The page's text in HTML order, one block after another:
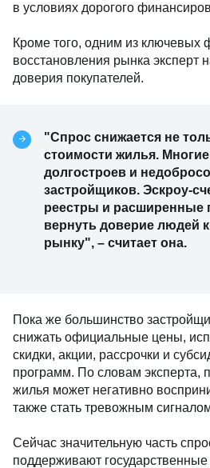
в условиях дорогого
Кроме того, одним из ключевых
восстановления рынка эксперт
доверия покупателей.
"Спрос снижается не
стоимости жилья.
долгостроев и
застройщиков. Эскроу-
реестры и расширенные
вернуть доверие людей
рынку", – считает она.
Пока же большинство
снижать официальные цены,
скидки, акции, рассрочки и
программ. По словам эксперта,
жилья может негативно
также стать тревожным
Сейчас значительную часть
поддерживают